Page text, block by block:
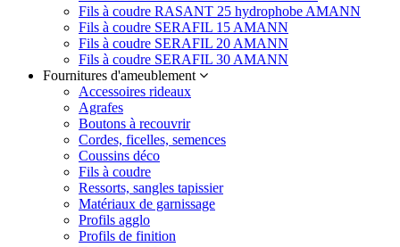
Fils à coudre RASANT 25 hydrophobe AMANN
Fils à coudre SERAFIL 15 AMANN
Fils à coudre SERAFIL 20 AMANN
Fils à coudre SERAFIL 30 AMANN
Fournitures d'ameublement
Accessoires rideaux
Agrafes
Boutons à recouvrir
Cordes, ficelles, semences
Coussins déco
Fils à coudre
Ressorts, sangles tapissier
Matériaux de garnissage
Profils agglo
Profils de finition